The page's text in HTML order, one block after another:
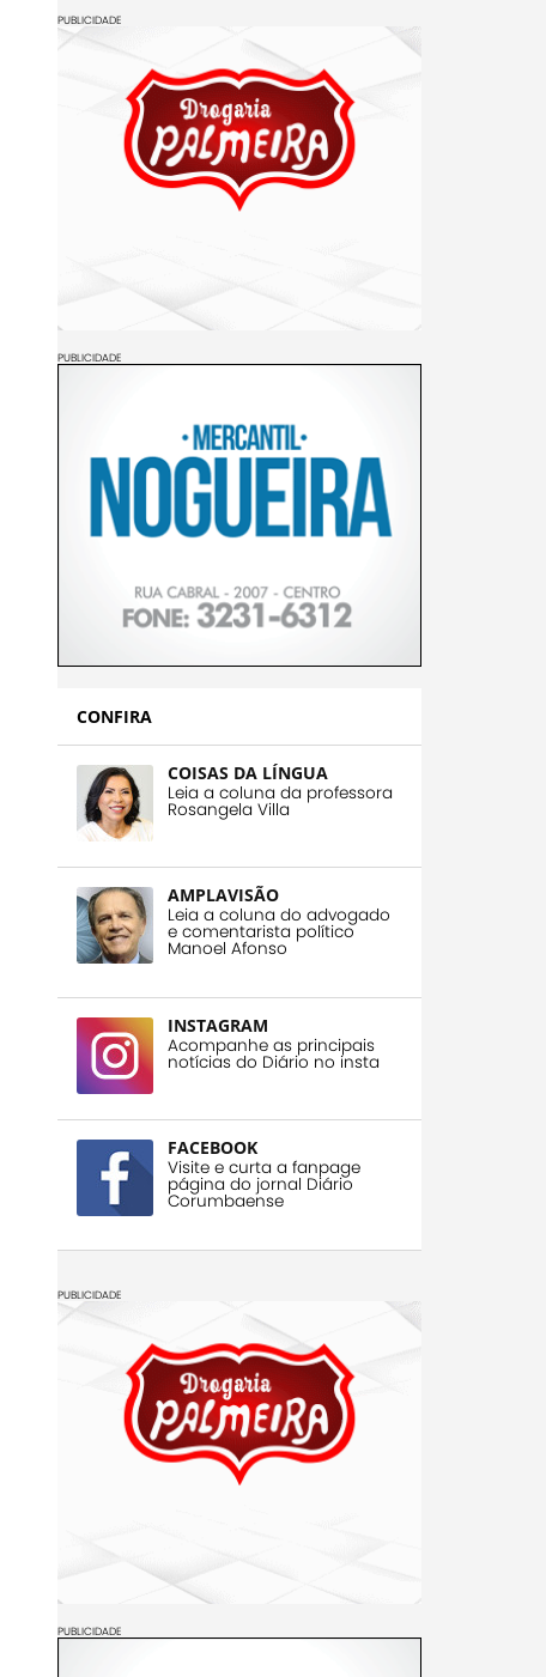
PUBLICIDADE
PUBLICIDADE
CONFIRA
COISAS DA LÍNGUA
Leia a coluna da professora
Rosangela Villa
AMPLAVISÃO
Leia a coluna do advogado
e comentarista político
Manoel Afonso
INSTAGRAM
Acompanhe as principais
notícias do Diário no insta
FACEBOOK
Visite e curta a fanpage
página do jornal Diário
Corumbaense
PUBLICIDADE
PUBLICIDADE